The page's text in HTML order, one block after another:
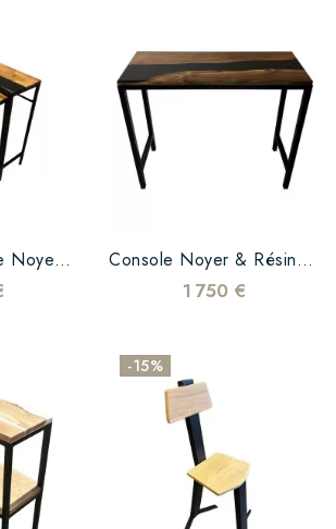
Console Gigogne Noyer & Résine Noire Brillante Console Noyer & Résine Époxy Noire Brillante
1 750 €
-15%